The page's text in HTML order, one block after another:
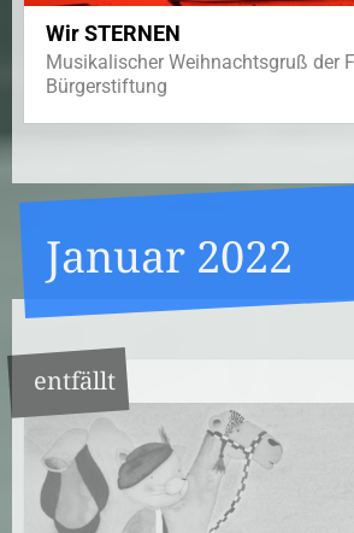
Wir STERNEN
Musikalischer Weihnachtsgruß der
Bürgerstiftung
Januar 2022
entfällt